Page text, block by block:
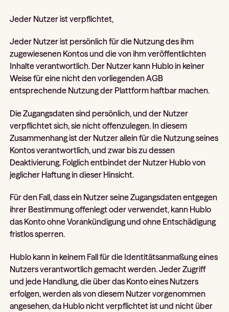
Jeder Nutzer ist verpflichtet,
Jeder Nutzer ist persönlich für die Nutzung des ihm
zugewiesenen Kontos und die von ihm veröffentlichten
Inhalte verantwortlich. Der Nutzer kann Hublo in keiner
Weise für eine nicht den vorliegenden AGB
entsprechende Nutzung der Plattform haftbar machen.
Die Zugangsdaten sind persönlich, und der Nutzer
verpflichtet sich, sie nicht offenzulegen. In diesem
Zusammenhang ist der Nutzer allein für die Nutzung seines
Kontos verantwortlich, und zwar bis zu dessen
Deaktivierung. Folglich entbindet der Nutzer Hublo von
jeglicher Haftung in dieser Hinsicht.
Für den Fall, dass ein Nutzer seine Zugangsdaten entgegen
ihrer Bestimmung offenlegt oder verwendet, kann Hublo
das Konto ohne Vorankündigung und ohne Entschädigung
fristlos sperren.
Hublo kann in keinem Fall für die Identitätsanmaßung eines
Nutzers verantwortlich gemacht werden. Jeder Zugriff
und jede Handlung, die über das Konto eines Nutzers
erfolgen, werden als von diesem Nutzer vorgenommen
angesehen, da Hublo nicht verpflichtet ist und nicht über